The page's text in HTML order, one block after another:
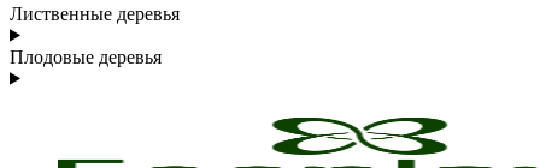
Лиственные деревья
Плодовые деревья